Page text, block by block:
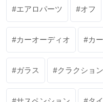
エアロパーツ オフ
カーオーディオ カ
ガラス クラクション